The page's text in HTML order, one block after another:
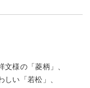
様の「菱柄」、
い「若松」、